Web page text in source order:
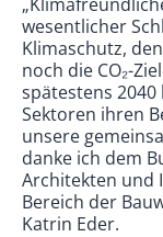
wesentlicher
Klimaschutz,
noch die CO₂-
spätestens
Sektoren ihren
unsere
danke ich dem
Architekten und
Bereich der
Katrin Eder.